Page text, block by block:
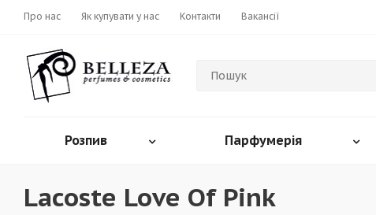
Про нас Як купувати у нас Контакти Вакансії
Розпив Парфумерія
Lacoste Love Of Pink